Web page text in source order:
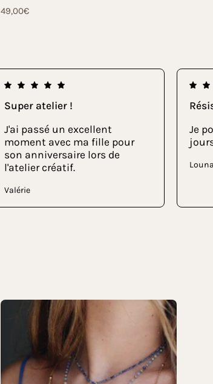
49,00€
Super atelier !
J'ai passé un excellent
moment avec ma fille pour
son anniversaire lors de
l'atelier créatif.
Valérie
Je